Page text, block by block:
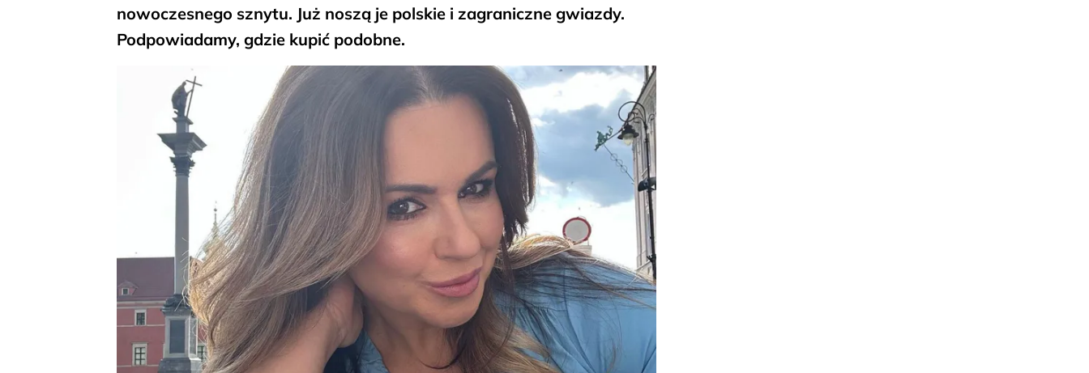
nowoczesnego sznytu. Już noszą je polskie i zagraniczne gwiazdy.
Podpowiadamy, gdzie kupić podobne.